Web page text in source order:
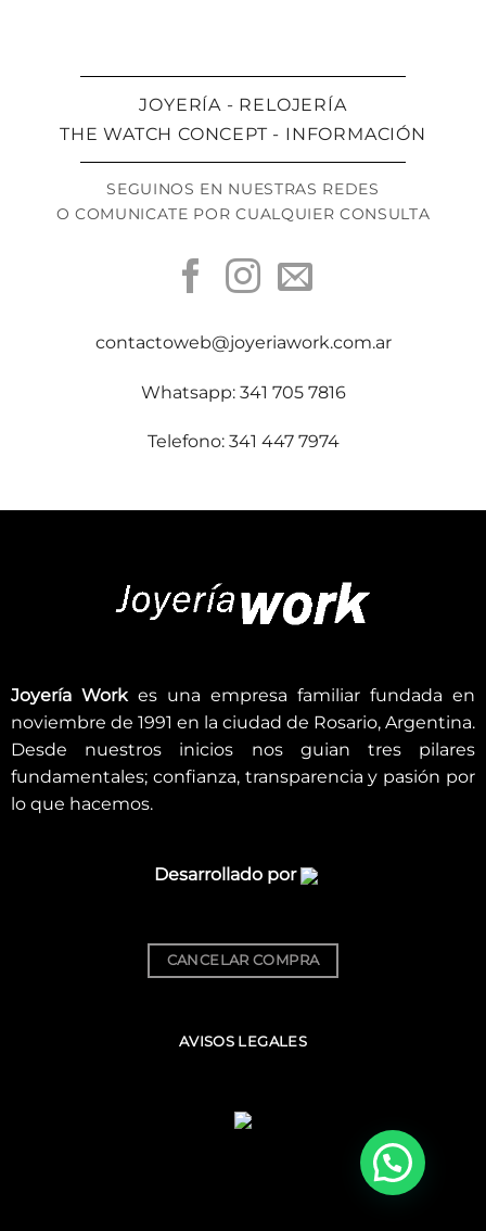
JOYERÍA - RELOJERÍA
THE WATCH CONCEPT - INFORMACIÓN
SEGUINOS EN NUESTRAS REDES
O COMUNICATE POR CUALQUIER CONSULTA
contactoweb@joyeriawork.com.ar
Whatsapp: 341 705 7816
Telefono: 341 447 7974
Joyería Workes una empresa familiar fundada en
noviembre de 1991 en la ciudad de Rosario, Argentina.
Desde nuestros inicios nos guian tres pilares
fundamentales; confianza, transparencia y pasión por
lo que hacemos.
Desarrollado por
CANCELAR COMPRA
AVISOS LEGALES